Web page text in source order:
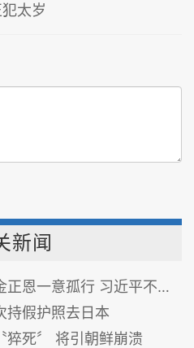
太岁
新闻
一意孤行 习近平不会罢休
持假护照去日本
猝死〞 将引朝鲜崩溃